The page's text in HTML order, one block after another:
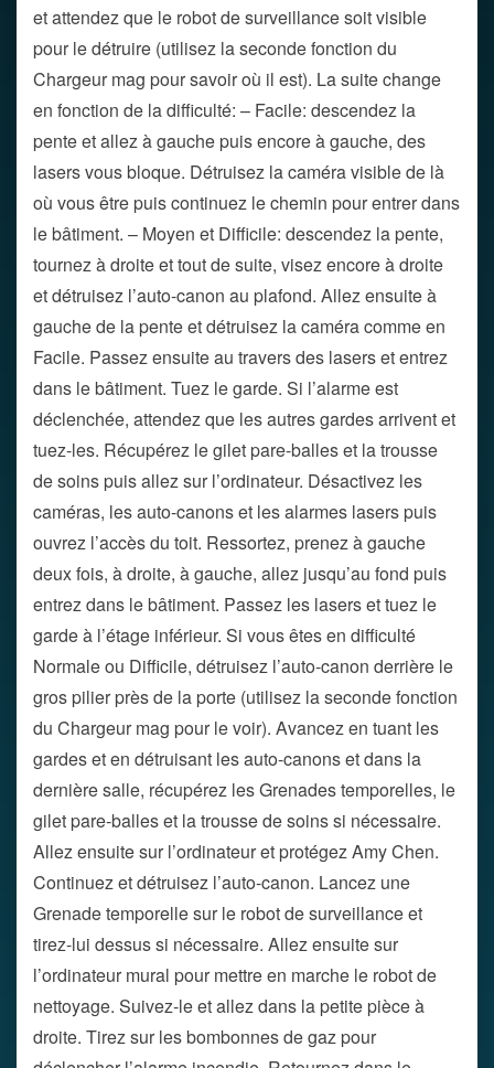
et attendez que le robot de surveillance soit visible
pour le détruire (utilisez la seconde fonction du
Chargeur mag pour savoir où il est). La suite change
en fonction de la difficulté: – Facile: descendez la
pente et allez à gauche puis encore à gauche, des
lasers vous bloque. Détruisez la caméra visible de là
où vous être puis continuez le chemin pour entrer dans
le bâtiment. – Moyen et Difficile: descendez la pente,
tournez à droite et tout de suite, visez encore à droite
et détruisez l’auto-canon au plafond. Allez ensuite à
gauche de la pente et détruisez la caméra comme en
Facile. Passez ensuite au travers des lasers et entrez
dans le bâtiment. Tuez le garde. Si l’alarme est
déclenchée, attendez que les autres gardes arrivent et
tuez-les. Récupérez le gilet pare-balles et la trousse
de soins puis allez sur l’ordinateur. Désactivez les
caméras, les auto-canons et les alarmes lasers puis
ouvrez l’accès du toit. Ressortez, prenez à gauche
deux fois, à droite, à gauche, allez jusqu’au fond puis
entrez dans le bâtiment. Passez les lasers et tuez le
garde à l’étage inférieur. Si vous êtes en difficulté
Normale ou Difficile, détruisez l’auto-canon derrière le
gros pilier près de la porte (utilisez la seconde fonction
du Chargeur mag pour le voir). Avancez en tuant les
gardes et en détruisant les auto-canons et dans la
dernière salle, récupérez les Grenades temporelles, le
gilet pare-balles et la trousse de soins si nécessaire.
Allez ensuite sur l’ordinateur et protégez Amy Chen.
Continuez et détruisez l’auto-canon. Lancez une
Grenade temporelle sur le robot de surveillance et
tirez-lui dessus si nécessaire. Allez ensuite sur
l’ordinateur mural pour mettre en marche le robot de
nettoyage. Suivez-le et allez dans la petite pièce à
droite. Tirez sur les bombonnes de gaz pour